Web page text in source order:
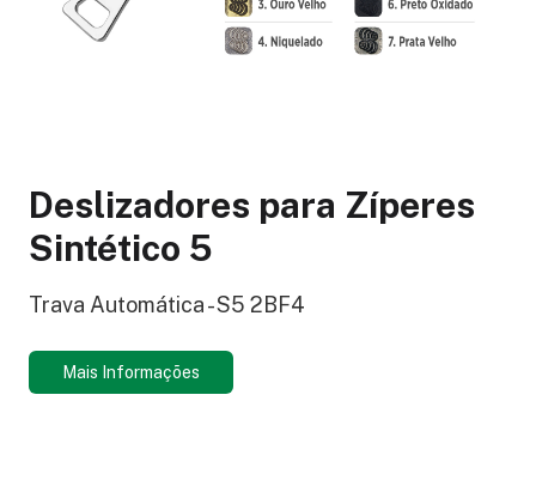
Deslizadores para Zíperes
Sintético 5
Trava Automática - S5 2BF4
Mais Informações